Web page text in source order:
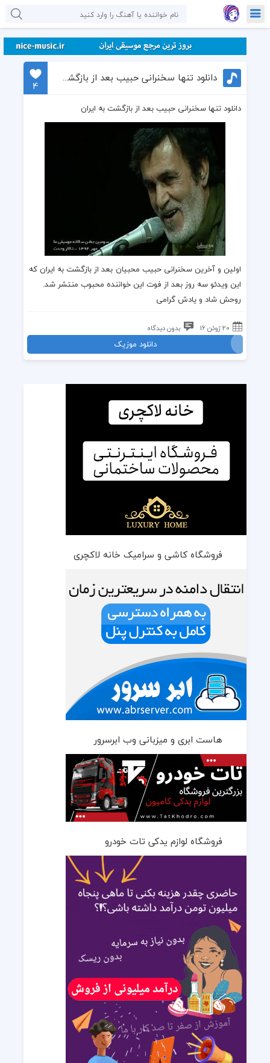
دانلود تنها سخنرانی حبیب بعد از بازگشت به ایران
4
دانلود تنها سخنرانی حبیب بعد از بازگشت به ایران
اولین و آخرین سخنرانیحبیب محبیان بعد از بازگشت به ایران که
این ویدئو سه روز بعد از فوت این خواننده محبوب منتشر شد.
روحش شاد و یادش گرامی
20 ژوئن 16 بدون دیدگاه
دانلود موزیک
فروشگاه کاشی و سرامیک خانه لاکچری
هاست ابری و میزبانی وب ابرسرور
فروشگاه لوازم یدکی تات خودرو